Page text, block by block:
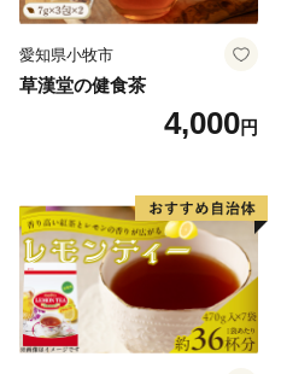
愛知県小牧市
草漢堂の健食茶
4,000円